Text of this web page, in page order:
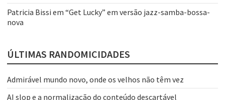
Patricia Bissi em “Get Lucky” em versão jazz-samba-bossa-
nova
ÚLTIMAS RANDOMICIDADES
Admirável mundo novo, onde os velhos não têm vez
AI slop e a normalização do conteúdo descartável